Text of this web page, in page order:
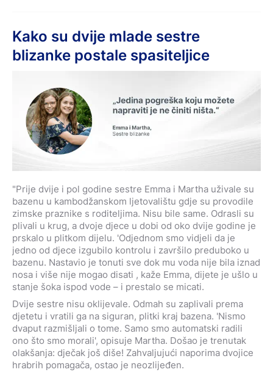
Kako su dvije mlade sestre
blizanke postale spasiteljice
"Prije dvije i pol godine sestre Emma i Martha uživale su
bazenu u kambodžanskom ljetovalištu gdje su provodile
zimske praznike s roditeljima. Nisu bile same. Odrasli su
plivali u krug, a dvoje djece u dobi od oko dvije godine je
prskalo u plitkom dijelu. 'Odjednom smo vidjeli da je
jedno od djece izgubilo kontrolu i završilo preduboko u
bazenu. Nastavio je tonuti sve dok mu voda nije bila iznad
nosa i više nije mogao disati , kaže Emma, dijete je ušlo u
stanje šoka ispod vode – i prestalo se micati.
Dvije sestre nisu oklijevale. Odmah su zaplivali prema
djetetu i vratili ga na siguran, plitki kraj bazena. 'Nismo
dvaput razmišljali o tome. Samo smo automatski radili
ono što smo morali', opisuje Martha. Došao je trenutak
olakšanja: dječak još diše! Zahvaljujući naporima dvojice
hrabrih pomagača, ostao je neozlijeđen.